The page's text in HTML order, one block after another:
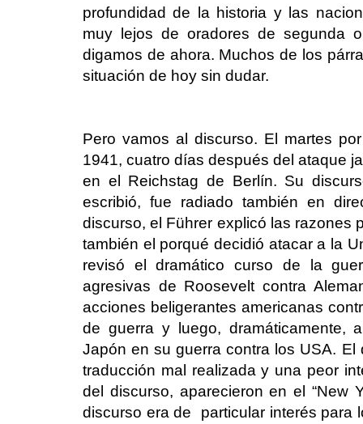
profundidad de la historia y las
muy lejos de oradores de segunda
digamos de ahora. Muchos de los
situación de hoy sin dudar.
Pero vamos al discurso. El martes
1941, cuatro días después del ataque
en el Reichstag de Berlín. Su
escribió, fue radiado también en
discurso, el Führer explicó las razones
también el porqué decidió atacar a la
revisó el dramático curso de la
agresivas de Roosevelt contra
acciones beligerantes americanas
de guerra y luego, dramáticamente,
Japón en su guerra contra los USA.
traducción mal realizada y una peor
del discurso, aparecieron en el “New
discurso era de particular interés para